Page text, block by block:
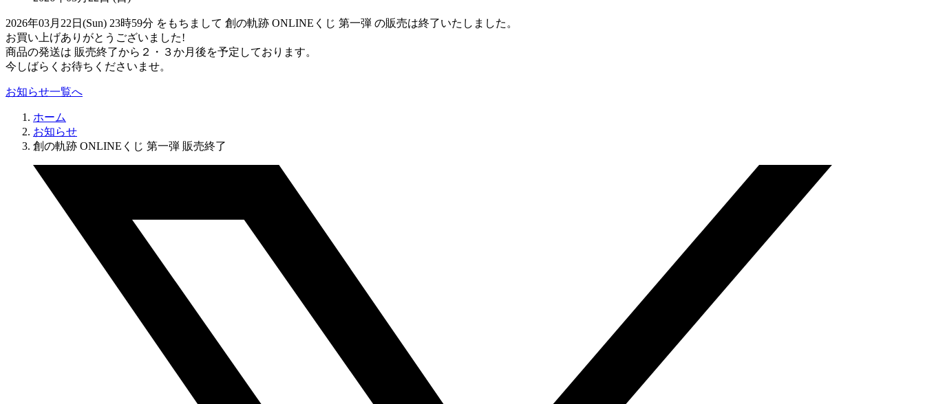
2026年03月22日(Sun) 23時59分 をもちまして 創の軌跡 ONLINEくじ 第一弾 の販売は終了いたしました。
お買い上げありがとうございました!
商品の発送は 販売終了から２・３か月後を予定しております。
今しばらくお待ちくださいませ。
お知らせ一覧へ
ホーム
お知らせ
創の軌跡 ONLINEくじ 第一弾 販売終了